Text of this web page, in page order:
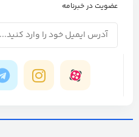
عضویت در خبرنامه